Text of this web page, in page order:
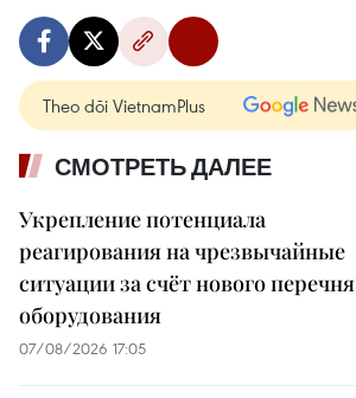
Theo dõi VietnamPlus
СМОТРЕТЬ ДАЛЕЕ
Укрепление потенциала
реагирования на чрезвычайные
ситуации за счёт нового перечня
оборудования
07/08/2026 17:05